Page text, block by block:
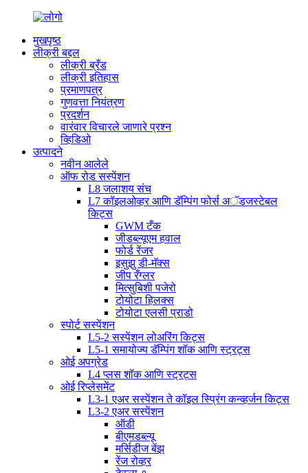
मुखपृष्ठ
लीक्री बद्दल
लीक्री ब्रँड
लीक्री इतिहास
प्रमाणपत्र
गुणवत्ता नियंत्रण
प्रदर्शन
वारंवार विचारले जाणारे प्रश्न
व्हिडिओ
उत्पादने
नवीन आलेले
ऑफ रोड सस्पेंशन
L8 जलाशय संच
L7 कॉइलओव्हर आणि डॅम्पिंग फोर्स अॅडजस्टेबल
किट्स
GWM टँक
जीडब्ल्यूएम हवाल
फोर्ड रेंजर
इसुझु डी-मॅक्स
जीप रँग्लर
मित्सुबिशी पजेरो
टोयोटा हिलक्स
टोयोटा एलसी प्राडो
स्पोर्ट सस्पेंशन
L5-2 सस्पेंशन लोअरिंग किट्स
L5-1 समायोज्य डॅम्पिंग शॉक आणि स्ट्रट्स
ओई अपग्रेड
L4 प्लस शॉक आणि स्ट्रट्स
ओई रिप्लेसमेंट
L3-1 एअर सस्पेंशन ते कॉइल स्प्रिंग कन्व्हर्जन किट्स
L3-2 एअर सस्पेंशन
ऑडी
बीएमडब्ल्यू
मर्सिडीज बेंझ
रेंज रोव्हर